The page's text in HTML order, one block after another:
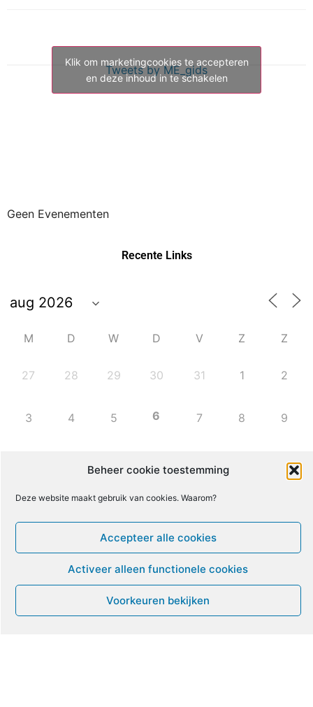
Beheer cookie toestemming
Deze website maakt gebruik van cookies. Waarom?
Accepteer alle cookies
Activeer alleen functionele cookies
Voorkeuren bekijken
Tweets by ME_gids
Klik om marketingcookies te accepteren
en deze inhoud in te schakelen
Geen Evenementen
Recente Links
M D W D V Z Z
27 28 29 30 31 1 2
3 4 5 6 7 8 9
16
17 18 19 20 21
26 27 28
31 1 2 3 4 5 6